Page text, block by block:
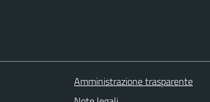
Amministrazione trasparente